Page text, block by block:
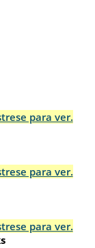
para ver.
para ver.
para ver.